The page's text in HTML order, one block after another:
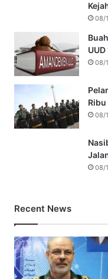
08/
08/
08/
08/
Recent News